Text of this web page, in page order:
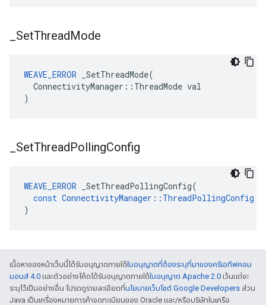
SetThreadMode
WEAVE_ERROR _SetThreadMode(
  ConnectivityManager::ThreadMode val
)
SetThreadPollingConfig
WEAVE_ERROR _SetThreadPollingConfig(
const ConnectivityManager :: ThreadPollingConfig
)
เนื้อหาของหน้าเว็บนี้ได้รับอนุญาตภายใต้ใบอนุญาตที่ต้องระบุที่มาของครีเอทีฟคอม
มอนส์ 4.0 และตัวอย่างโค้ดได้รับอนุญาตภายใต้ใบอนุญาต Apache 2.0 เว้นแต่จะ
ระบุไว้เป็นอย่างอื่น โปรดดูรายละเอียดที่นโยบายเว็บไซต์ Google Developers ส่วน
Java เป็นเครื่องหมายการค้าจดทะเบียนของ Oracle และ/หรือบริษัทในเครือ